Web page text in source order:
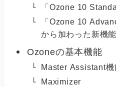
「Ozone 10
「Ozone 10
から加わった新機能
Ozoneの基本機能
Master Assistant機
Maximizer